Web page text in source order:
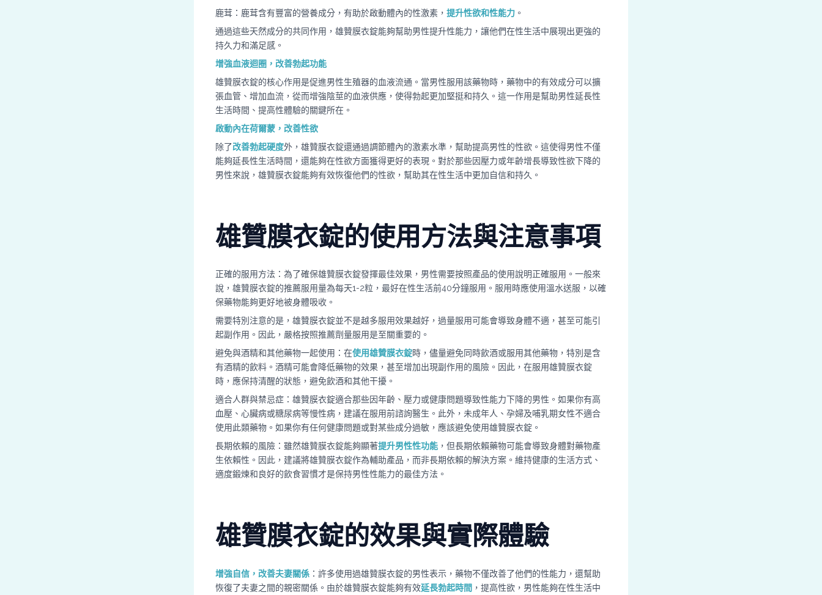
鹿茸：鹿茸含有豐富的營養成分，有助於啟動體內的性激素， 提升性欲和性能力 。
通過這些天然成分的共同作用，雄贊膜衣錠能夠幫助男性提升性能力，讓他們在性生活中展現出更強的
持久力和滿足感。
增強血液迴圈，改善勃起功能
雄贊膜衣錠的核心作用是促進男性生殖器的血液流通。當男性服用該藥物時，藥物中的有效成分可以擴
張血管、增加血流，從而增強陰莖的血液供應，使得勃起更加堅挺和持久。這一作用是幫助男性延長性
生活時間、提高性體驗的關鍵所在。
啟動內在荷爾蒙，改善性欲
除了改善勃起硬度外，雄贊膜衣錠還通過調節體內的激素水準，幫助提高男性的性欲。這使得男性不僅
能夠延長性生活時間，還能夠在性欲方面獲得更好的表現。對於那些因壓力或年齡增長導致性欲下降的
男性來說，雄贊膜衣錠能夠有效恢復他們的性欲，幫助其在性生活中更加自信和持久。
雄贊膜衣錠的使用方法與注意事項
正確的服用方法：為了確保雄贊膜衣錠發揮最佳效果，男性需要按照產品的使用說明正確服用。一般來
說，雄贊膜衣錠的推薦服用量為每天1-2粒，最好在性生活前40分鐘服用。服用時應使用溫水送服，以確
保藥物能夠更好地被身體吸收。
需要特別注意的是，雄贊膜衣錠並不是越多服用效果越好，過量服用可能會導致身體不適，甚至可能引
起副作用。因此，嚴格按照推薦劑量服用是至關重要的。
避免與酒精和其他藥物一起使用：在使用雄贊膜衣錠時，儘量避免同時飲酒或服用其他藥物，特別是含
有酒精的飲料。酒精可能會降低藥物的效果，甚至增加出現副作用的風險。因此，在服用雄贊膜衣錠
時，應保持清醒的狀態，避免飲酒和其他干擾。
適合人群與禁忌症：雄贊膜衣錠適合那些因年齡、壓力或健康問題導致性能力下降的男性。如果你有高
血壓、心臟病或糖尿病等慢性病，建議在服用前諮詢醫生。此外，未成年人、孕婦及哺乳期女性不適合
使用此類藥物。如果你有任何健康問題或對某些成分過敏，應該避免使用雄贊膜衣錠。
長期依賴的風險：雖然雄贊膜衣錠能夠顯著提升男性性功能 ，但長期依賴藥物可能會導致身體對藥物產
生依賴性。因此，建議將雄贊膜衣錠作為輔助產品，而非長期依賴的解決方案。維持健康的生活方式、
適度鍛煉和良好的飲食習慣才是保持男性性能力的最佳方法。
雄贊膜衣錠的效果與實際體驗
增強自信，改善夫妻關係 ：許多使用過雄贊膜衣錠的男性表示，藥物不僅改善了他們的性能力，還幫助
恢復了夫妻之間的親密關係。由於雄贊膜衣錠能夠有效延長勃起時間 ，提高性欲，男性能夠在性生活中